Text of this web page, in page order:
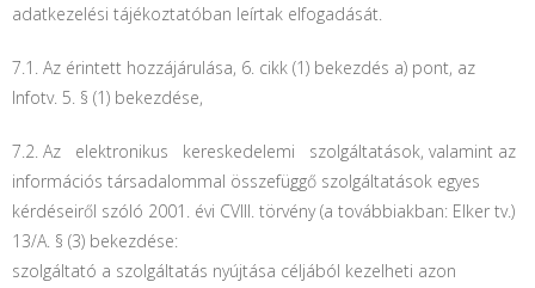
adatkezelési tájékoztatóban leírtak elfogadását.
7.1. Az érintett hozzájárulása, 6. cikk (1) bekezdés a) pont, az
Infotv. 5. § (1) bekezdése,
7.2. Az elektronikus kereskedelemi szolgáltatások, valamint az
információs társadalommal összefüggő szolgáltatások egyes
kérdéseiről szóló 2001. évi CVIII. törvény (a továbbiakban: Elker tv.)
13/A. § (3) bekezdése:
szolgáltató a szolgáltatás nyújtása céljából kezelheti azon